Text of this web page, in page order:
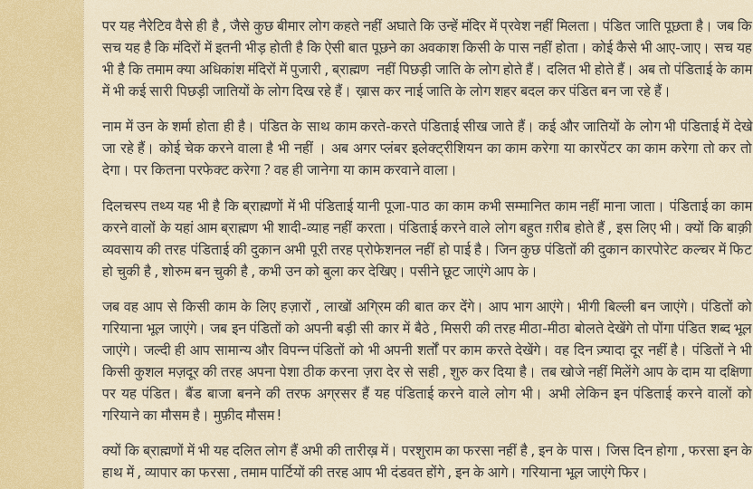
पर यह नैरेटिव वैसे ही है , जैसे कुछ बीमार लोग कहते नहीं अघाते कि उन्हें मंदिर में प्रवेश नहीं मिलता। पंडित जाति पूछता है। जब कि
सच यह है कि मंदिरों में इतनी भीड़ होती है कि ऐसी बात पूछने का अवकाश किसी के पास नहीं होता। कोई कैसे भी आए-जाए। सच यह
भी है कि तमाम क्या अधिकांश मंदिरों में पुजारी , ब्राह्मण नहीं पिछड़ी जाति के लोग होते हैं। दलित भी होते हैं। अब तो पंडिताई के काम
में भी कई सारी पिछड़ी जातियों के लोग दिख रहे हैं। ख़ास कर नाई जाति के लोग शहर बदल कर पंडित बन जा रहे हैं।
नाम में उन के शर्मा होता ही है। पंडित के साथ काम करते-करते पंडिताई सीख जाते हैं। कई और जातियों के लोग भी पंडिताई में देखे
जा रहे हैं। कोई चेक करने वाला है भी नहीं । अब अगर प्लंबर इलेक्ट्रीशियन का काम करेगा या कारपेंटर का काम करेगा तो कर तो
देगा। पर कितना परफेक्ट करेगा ? वह ही जानेगा या काम करवाने वाला।
दिलचस्प तथ्य यह भी है कि ब्राह्मणों में भी पंडिताई यानी पूजा-पाठ का काम कभी सम्मानित काम नहीं माना जाता। पंडिताई का काम
करने वालों के यहां आम ब्राह्मण भी शादी-व्याह नहीं करता। पंडिताई करने वाले लोग बहुत ग़रीब होते हैं , इस लिए भी। क्यों कि बाक़ी
व्यवसाय की तरह पंडिताई की दुकान अभी पूरी तरह प्रोफेशनल नहीं हो पाई है। जिन कुछ पंडितों की दुकान कारपोरेट कल्चर में फिट
हो चुकी है , शोरुम बन चुकी है , कभी उन को बुला कर देखिए। पसीने छूट जाएंगे आप के।
जब वह आप से किसी काम के लिए हज़ारों , लाखों अग्रिम की बात कर देंगे। आप भाग आएंगे। भीगी बिल्ली बन जाएंगे। पंडितों को
गरियाना भूल जाएंगे। जब इन पंडितों को अपनी बड़ी सी कार में बैठे , मिसरी की तरह मीठा-मीठा बोलते देखेंगे तो पोंगा पंडित शब्द भूल
जाएंगे। जल्दी ही आप सामान्य और विपन्न पंडितों को भी अपनी शर्तों पर काम करते देखेंगे। वह दिन ज़्यादा दूर नहीं है। पंडितों ने भी
किसी कुशल मज़दूर की तरह अपना पेशा ठीक करना ज़रा देर से सही , शुरु कर दिया है। तब खोजे नहीं मिलेंगे आप के दाम या दक्षिणा
पर यह पंडित। बैंड बाजा बनने की तरफ अग्रसर हैं यह पंडिताई करने वाले लोग भी। अभी लेकिन इन पंडिताई करने वालों को
गरियाने का मौसम है। मुफ़ीद मौसम !
क्यों कि ब्राह्मणों में भी यह दलित लोग हैं अभी की तारीख़ में। परशुराम का फरसा नहीं है , इन के पास। जिस दिन होगा , फरसा इन के
हाथ में , व्यापार का फरसा , तमाम पार्टियों की तरह आप भी दंडवत होंगे , इन के आगे। गरियाना भूल जाएंगे फिर।